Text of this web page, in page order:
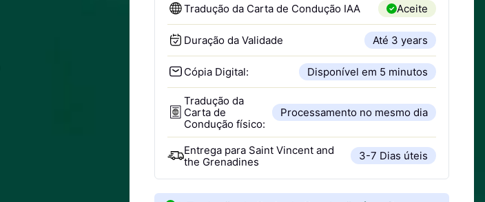
Tradução da Carta de Condução IAA Aceite
Duração da Validade Até 3 years
Cópia Digital: Disponível em 5 minutos
Tradução da
Carta de
Condução físico:
Processamento no mesmo dia
Entrega para Saint Vincent and
the Grenadines
3-7 Dias úteis